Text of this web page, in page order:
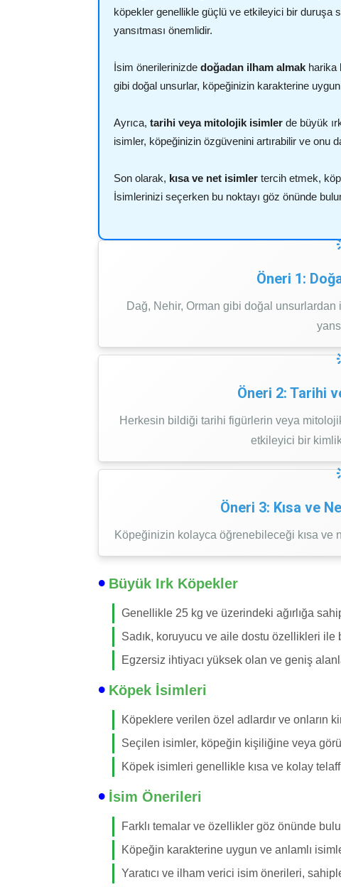
köpekler genellikle güçlü ve etkileyici bir duruşa
yansıtması önemlidir.
İsim önerilerinizde doğadan ilham almak harika
gibi doğal unsurlar, köpeğinizin karakterine
Ayrıca, tarihi veya mitolojik isimler de büyük
isimler, köpeğinizin özgüvenini artırabilir ve onu
Son olarak, kısa ve net isimler tercih etmek,
İsimlerinizi seçerken bu noktayı göz önünde
Öneri 1:
Dağ, Nehir, Orman gibi doğal
Öneri 2: Tarihi
Herkesin bildiği tarihi figürlerin veya
etkileyici bir
Öneri 3: Kısa ve
Köpeğinizin kolayca öğrenebileceği kısa
Büyük Irk Köpekler
Genellikle 25 kg ve üzerindeki ağırlığa
Sadık, koruyucu ve aile dostu özellikleri ile
Egzersiz ihtiyacı yüksek olan ve geniş
Köpek İsimleri
Köpeklere verilen özel adlardır ve onların
Seçilen isimler, köpeğin kişiliğine veya
Köpek isimleri genellikle kısa ve kolay
İsim Önerileri
Farklı temalar ve özellikler göz önünde
Köpeğin karakterine uygun ve anlamlı
Yaratıcı ve ilham verici isim önerileri,